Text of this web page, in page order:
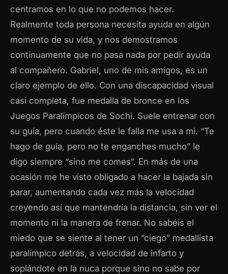
centramos en lo que no podemos hacer.
Realmente toda persona necesita ayuda en algún
momento de su vida, y nos demostramos
continuamente que no pasa nada por pedir ayuda
al compañero. Gabriel, uno de mis amigos, es un
claro ejemplo de ello. Con una discapacidad visual
casi completa, fue medalla de bronce en los
Juegos Paralímpicos de Sochi. Suele entrenar con
su guía, pero cuando éste le falla me usa a mi. “Te
hago de guía, pero no te enganches mucho” le
digo siempre “sino me comes”. En más de una
ocasión me he visto obligado a hacer la bajada sin
parar, aumentando cada vez más la velocidad
creyendo así que mantendría la distancia, sin ver el
momento ni la manera de frenar. No sabéis el
miedo que se siente al tener un “ciego” medallista
paralímpico detrás, a velocidad de infarto y
soplándote en la nuca porque sino no sabe por